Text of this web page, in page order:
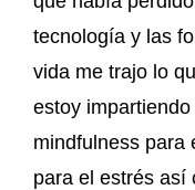
tecnología y las
vida me trajo lo
estoy
mindfulness para
para el estrés así